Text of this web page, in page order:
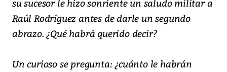
su sucesor le hizo sonriente un saludo militar a
Raúl Rodríguez antes de darle un segundo
abrazo. ¿Qué habrá querido decir?
Un curioso se pregunta: ¿cuánto le habrán